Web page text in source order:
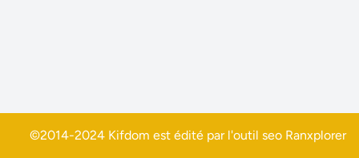
©2014-2024 Kifdom est édité par l'outil seo Ranxplorer